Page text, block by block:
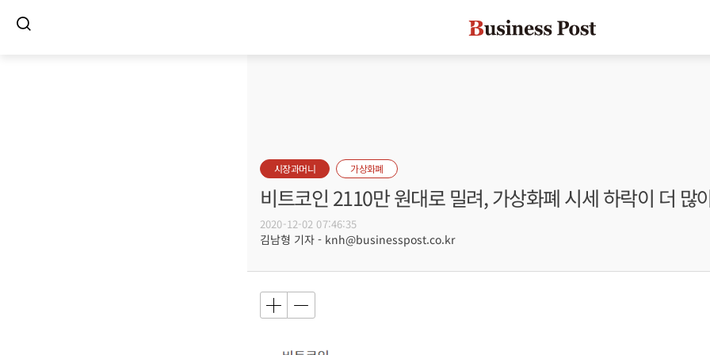
시장과머니 가상화폐
비트코인 2110만 원대로 밀려, 가상화폐 시세 하락이 더 많
2020-12-02 07:46:35
김남형 기자 - knh@businesspost.co.kr